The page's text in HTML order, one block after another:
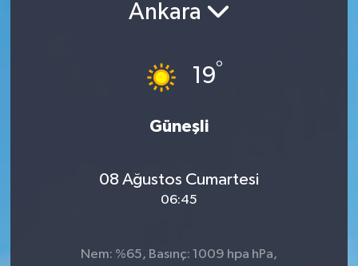
Ankara
19°
Güneşli
08 Ağustos Cumartesi
06:45
Nem: %65, Basınç: 1009 hpa hPa,